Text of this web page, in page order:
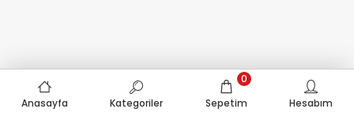
Anasayfa Kategoriler Sepetim
0
Hesabım